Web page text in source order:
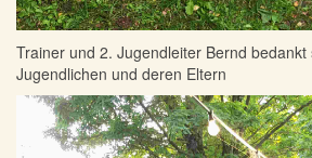
Trainer und 2. Jugendleiter Bernd
Jugendlichen und deren Eltern